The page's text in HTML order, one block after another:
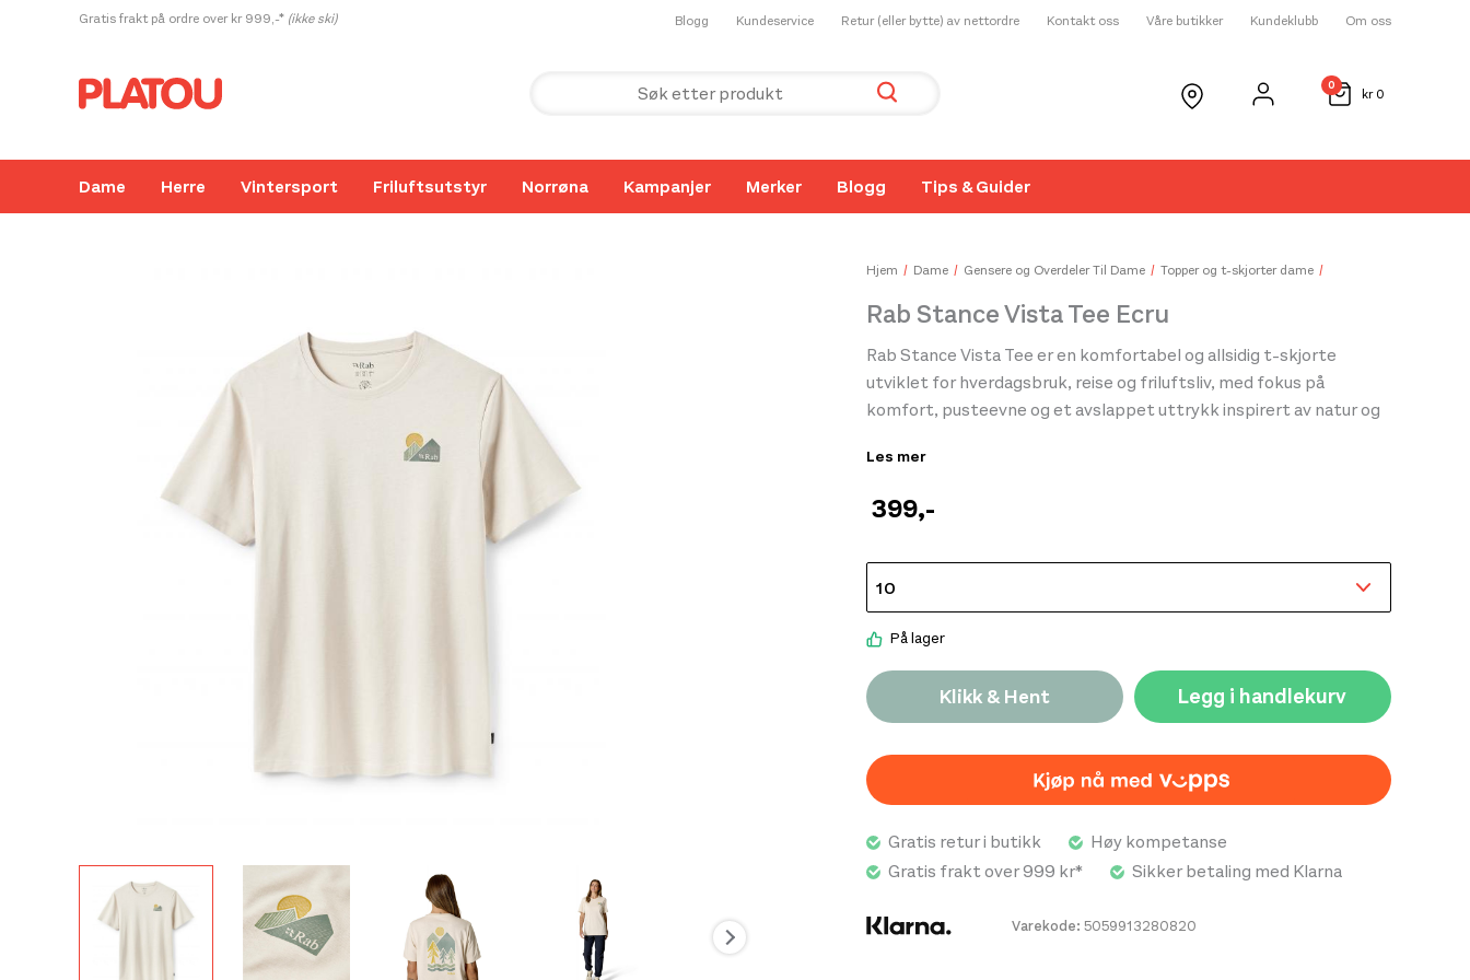
Gratis frakt på ordre over kr 999,-* (ikke ski) Blogg Kundeservice Retur (eller bytte) av nettordre Kontakt oss Våre butikker Kundeklubb Om oss
kr0
0
Dame Herre Vintersport Friluftsutstyr Norrøna Kampanjer Merker Blogg Tips & Guider
Hjem Dame Gensere og Overdeler Til Dame Topper og t-skjorter dame
Rab Stance Vista Tee Ecru
399,-
Rab Stance Vista Tee er en komfortabel og allsidig t-skjorte
utviklet for hverdagsbruk, reise og friluftsliv, med fokus på
komfort, pusteevne og et avslappet uttrykk inspirert av natur og
behagelig følelse mot huden og høy komfort gjennom hele dagen,
klassiske passformen gir god bevegelsesfrihet og gjør plagget
friluftsliv. Materialkonstruksjonen bidrar til god ventilasjon og
komfort ved varierende aktivitetsnivå, noe som gjør t-skjorten
Stance Vista Tee kombinerer funksjonell komfort med et tidløst
design og er et naturlig valg for brukere som ønsker et allsidig
På lager
Klikk & Hent Legg i handlekurv
Varekode: 5059913280820
Les mer
Gratis retur i butikk
Høy kompetanse
Gratis frakt over 999 kr*
Sikker betaling med Klarna